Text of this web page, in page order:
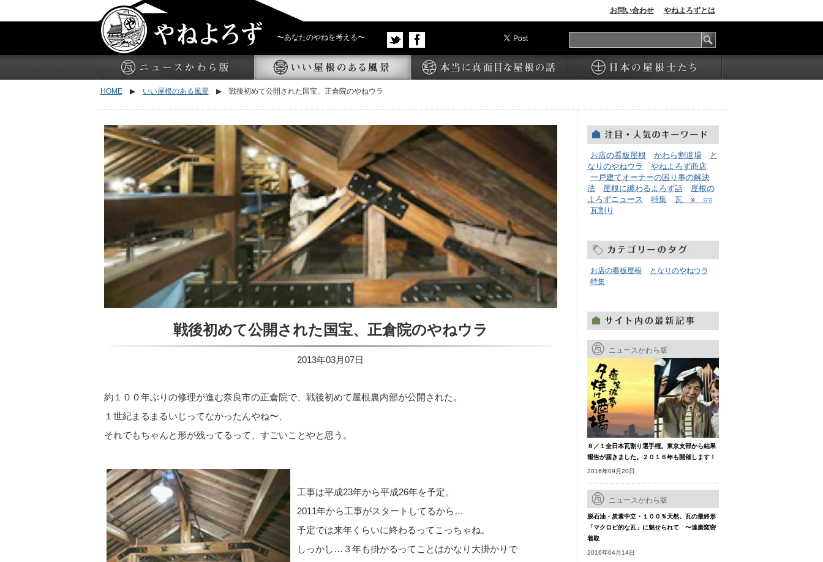
〜あなたのやねを考える〜
お問い合わせ やねよろずとは
ニュースかわら版 いい屋根のある風景 本当に真面目な屋根の話
HOME ▶ いい屋根のある風景 ▶ 戦後初めて公開された国宝、正倉院のやねウラ
戦後初めて公開された国宝、正倉院のやねウラ
2013年03月07日
約１００年ぶりの修理が進む奈良市の正倉院で、戦後初めて屋根裏内部が公開された。
１世紀まるまるいじってなかったんやね〜、
それでもちゃんと形が残ってるって、すごいことやと思う。
工事は平成23年から平成26年を予定。
2011年から工事がスタートしてるから…
予定では来年くらいに終わるってこっちゃね。
しっかし…３年も掛かるってことはかなり大掛かりで
お店の看板屋根 かわら割道場
と
なりのやねウラ
やねよろず商店
一戸建てオーナーの困り事の解決
法
屋根に纏わるよろず話
屋根の
よろずニュース
特集
瓦 x ○○
瓦割り
お店の看板屋根
となりのやねウラ
特集
ニュースかわら版
８／１全日本瓦割り選手権。東京支部から結果
報告が届きました。２０１６年も開催します！
2016年09月20日
ニュースかわら版
脱石油・炭素中立・１００％天然。瓦の最終形
「マクロビ的な瓦」に魅せられて 〜達磨窯密
着取
2016年04月14日